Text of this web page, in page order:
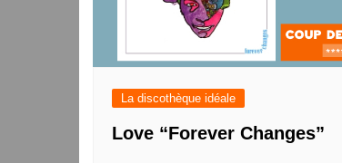
La discothèque idéale
Love “Forever Changes”